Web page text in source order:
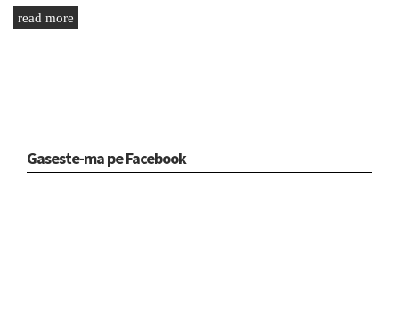
read more
Gaseste-ma pe Facebook